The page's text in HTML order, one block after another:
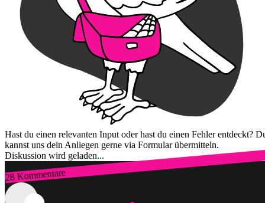
Hast du einen relevanten Input oder hast du einen Fehler entdeckt?
kannst uns dein Anliegen gerne via Formular übermitteln.
Diskussion wird geladen...
28 Kommentare
Zum Login